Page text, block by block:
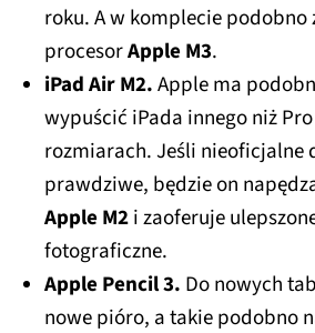
roku. A w komplecie podobno
procesorApple M3.
iPad Air M2.Apple ma
wypuścić iPada innego niż
rozmiarach. Jeśli nieoficjalne
prawdziwe, będzie on
Apple M2i zaoferuje
fotograficzne.
Apple Pencil 3. Do nowych
nowe pióro, a takie podobno